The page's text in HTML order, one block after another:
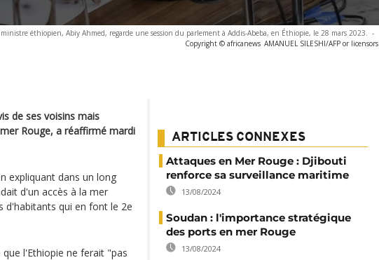
éthiopien, Abiy Ahmed, regarde une session du parlement à Addis-Abeba, en Éthiopie, le 28 mars 2023. -
Copyright © africanews AMANUEL SILESHI/AFP or licensors
de ses voisins mais
Rouge, a réaffirmé mardi
expliquant dans un long
d'un accès à la mer
d'habitants qui en font le 2e
l'Ethiopie ne ferait "pas
ARTICLES CONNEXES
Attaques en Mer Rouge : Djibouti
renforce sa surveillance maritime
13/08/2024
Soudan : l'importance stratégique
des ports en mer Rouge
13/08/2024